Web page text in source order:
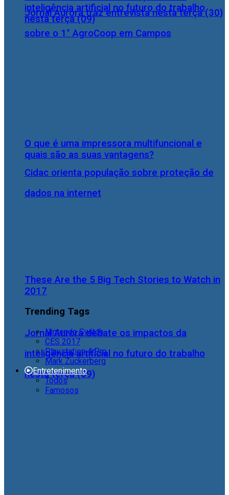
Jornal Aurora traz entrevista nesta terça (30)
sobre o 1° AgroCoop em Campos
Cidac orienta população sobre proteção de
dados na internet
Jornal Aurora debate os impactos da
inteligência artificial no futuro do trabalho
nesta terça (09)
inteligência artificial no futuro do trabalho
nesta terça (09)
O que é uma impressora multifuncional e
quais são as suas vantagens?
These Are the 5 Big Tech Stories to Watch in
2017
Trending Tags
Nintendo Switch
CES 2017
Playstation 4 Pro
Mark Zuckerberg
Entretenimento
Todos
Famosos